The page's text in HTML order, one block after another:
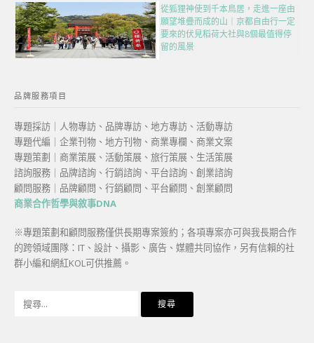
從狐狸神使到千本鳥居，走進一座由
願望堆疊而成的山｜京都自由行一定
要來的伏見稻荷大社與8個最值得停
留的風景
品牌服務項目
專題採訪｜人物專訪、品牌專訪、地方專訪、活動專訪
專題代編｜企業刊物、地方刊物、商業專欄、商業文案
專題策劃｜商業策展、活動策展、旅行策展、生活策展
諮詢服務｜品牌諮詢、行銷諮詢、平台諮詢、創業諮詢
顧問服務｜品牌顧問、行銷顧問、平台顧問、創業顧問
商業合作哲學與敘事DNA
※專題策劃和顧問服務僅供長期專案簽約；各項專案亦可與我長期合作
的跨領域團隊：IT、設計、攝影、廣告、媒體共同協作，另有信賴的社
群小編和網紅KOL可供推薦。